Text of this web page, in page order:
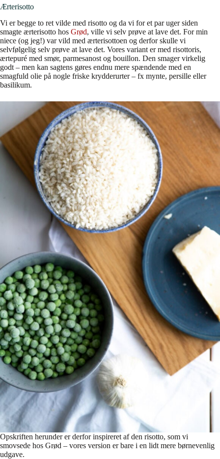
Ærterisotto
Vi er begge to ret vilde med risotto og da vi for et par uger siden
smagte ærterisotto hos Grød, ville vi selv prøve at lave det. For min
niece (og jeg!) var vild med ærterisottoen og derfor skulle vi
selvfølgelig selv prøve at lave det. Vores variant er med risottoris,
ærtepuré med smør, parmesanost og bouillon. Den smager virkelig
godt – men kan sagtens gøres endnu mere spændende med en
smagfuld olie på nogle friske krydderurter – fx mynte, persille eller
basilikum.
Opskriften herunder er derfor inspireret af den risotto, som vi
smovsede hos Grød – vores version er bare i en lidt mere børnevenlig
udgave.